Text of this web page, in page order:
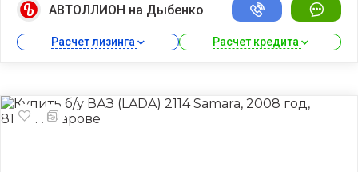
АВТОЛЛИОН на Дыбенко
Расчет лизинга Расчет кредита